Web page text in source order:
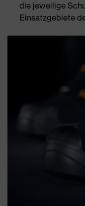
die jeweilige
Einsatzgebiete